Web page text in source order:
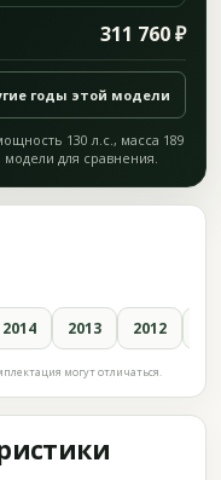
311 760 ₽
годы этой модели
130 л.с., масса 189
для сравнения.
2014 2013 2012
могут отличаться.